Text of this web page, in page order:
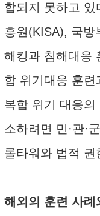
합되지 못하고 있
흥원(KISA), 국방
해킹과 침해대응
합 위기대응 훈련
복합 위기 대응의
소하려면 민·관·
롤타워와 법적 권
해외의 훈련 사례